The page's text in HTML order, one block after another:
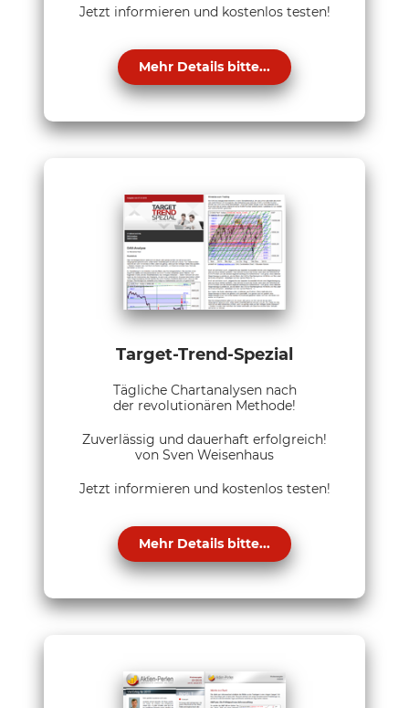
Jetzt informieren und kostenlos testen!
Mehr Details bitte...
Target-Trend-Spezial
Tägliche Chartanalysen nach
der revolutionären Methode!
Zuverlässig und dauerhaft erfolgreich!
von Sven Weisenhaus
Jetzt informieren und kostenlos testen!
Mehr Details bitte...